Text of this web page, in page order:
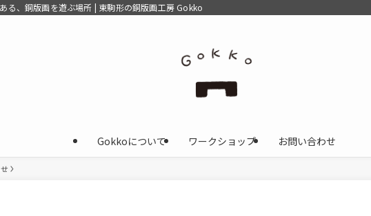
る、銅版画を遊ぶ場所 | 東駒形の銅版画工房 Gokko
Gokkoについて ワークショップ お問い合わせ